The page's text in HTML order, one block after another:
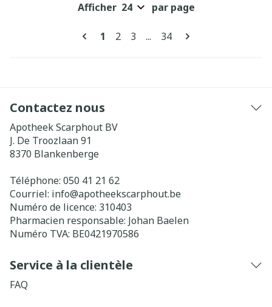
Pages
Vous lisez actuellement la page
1 Page
2 Page
3 ... Page
34
Afficher par page
Contactez nous
Apotheek Scarphout BV
J. De Troozlaan 91
8370 Blankenberge
Téléphone: 050 41 21 62
Courriel: info@apotheekscarphout.be
Numéro de licence: 310403
Pharmacien responsable: Johan Baelen
Numéro TVA: BE0421970586
Service à la clientèle
FAQ